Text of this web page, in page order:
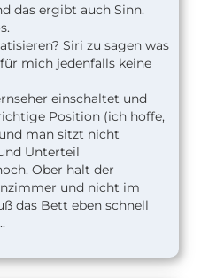
das ergibt auch Sinn.
Siri zu sagen was
mich jedenfalls keine
einschaltet und
Position (ich hoffe,
man sitzt nicht
Unterteil
Ober halt der
und nicht im
das Bett eben schnell